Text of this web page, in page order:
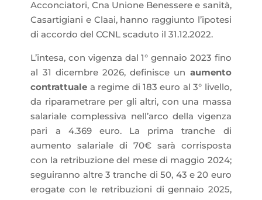
Acconciatori, Cna Unione Benessere e sanità,
Casartigiani e Claai, hanno raggiunto l’ipotesi
di accordo del CCNL scaduto il 31.12.2022.
L’intesa, con vigenza dal 1° gennaio 2023 fino
al 31 dicembre 2026, definisce un aumento
contrattuale a regime di 183 euro al 3° livello,
da riparametrare per gli altri, con una massa
salariale complessiva nell’arco della vigenza
pari a 4.369 euro. La prima tranche di
aumento salariale di 70€ sarà corrisposta
con la retribuzione del mese di maggio 2024;
seguiranno altre 3 tranche di 50, 43 e 20 euro
erogate con le retribuzioni di gennaio 2025,